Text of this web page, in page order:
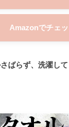
Amazonでチェッ
ばらず、洗濯して